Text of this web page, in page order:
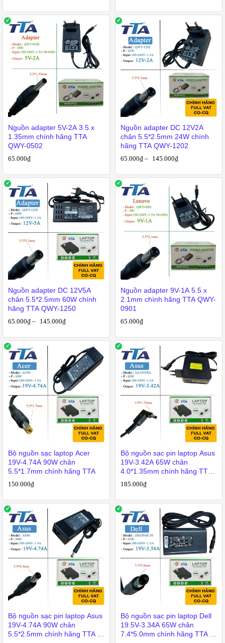
Nguồn adapter 5V-2A 3.5 x
1.35mm chính hãng TTA
QWY-0502
65.000₫
Nguồn adapter DC 12V2A
chân 5.5*2.5mm 24W chính
hãng TTA QWY-1202
65.000₫ – 145.000₫
Nguồn adapter DC 12V5A
chân 5.5*2.5mm 60W chính
hãng TTA QWY-1250
65.000₫ – 145.000₫
Nguồn adapter 9V-1A 5.5 x
2.1mm chính hãng TTA QWY-
0901
65.000₫
Bộ nguồn sạc laptop Acer
19V-4.74A 90W chân
5.5*1.7mm chính hãng TTA
150.000₫
Bộ nguồn sạc pin laptop Asus
19V-3.42A 65W chân
4.0*1.35mm chính hãng TTA
– AS-65DWA
185.000₫
Bộ nguồn sạc pin laptop Asus
19V-4.74A 90W chân
5.5*2.5mm chính hãng TTA –
Bộ nguồn sạc pin laptop Dell
19.5V-3.34A 65W chân
7.4*5.0mm chính hãng TTA –